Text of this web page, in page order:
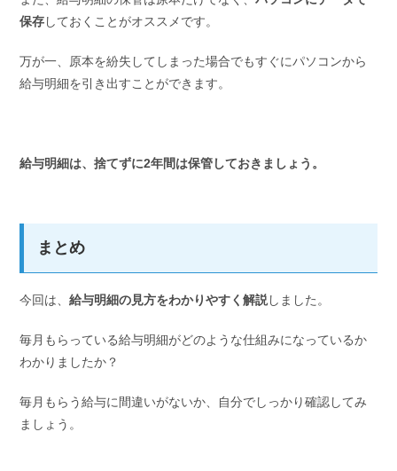
保存しておくことがオススメです。
万が一、原本を紛失してしまった場合でもすぐにパソコンから
給与明細を引き出すことができます。
給与明細は、捨てずに2年間は保管しておきましょう。
まとめ
今回は、給与明細の見方をわかりやすく解説しました。
毎月もらっている給与明細がどのような仕組みになっているか
わかりましたか？
毎月もらう給与に間違いがないか、自分でしっかり確認してみ
ましょう。